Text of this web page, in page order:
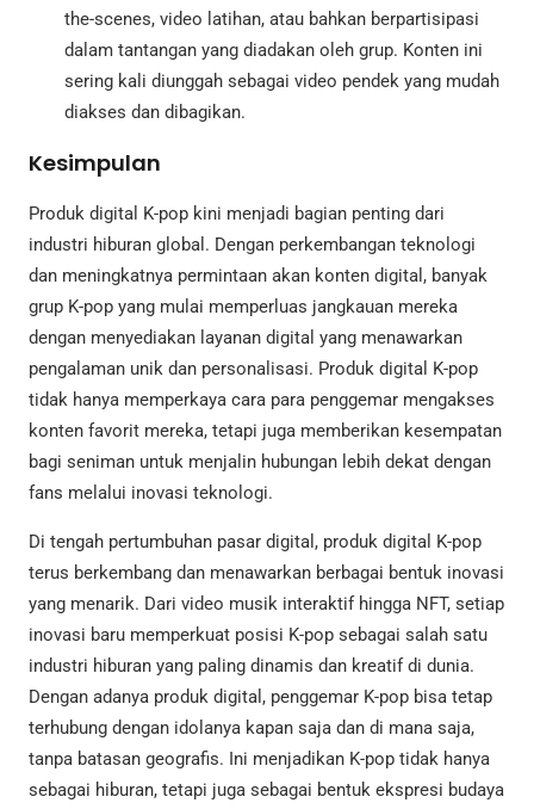
the-scenes, video latihan, atau bahkan berpartisipasi
dalam tantangan yang diadakan oleh grup. Konten ini
sering kali diunggah sebagai video pendek yang mudah
diakses dan dibagikan.
Kesimpulan
Produk digital K-pop kini menjadi bagian penting dari
industri hiburan global. Dengan perkembangan teknologi
dan meningkatnya permintaan akan konten digital, banyak
grup K-pop yang mulai memperluas jangkauan mereka
dengan menyediakan layanan digital yang menawarkan
pengalaman unik dan personalisasi. Produk digital K-pop
tidak hanya memperkaya cara para penggemar mengakses
konten favorit mereka, tetapi juga memberikan kesempatan
bagi seniman untuk menjalin hubungan lebih dekat dengan
fans melalui inovasi teknologi.
Di tengah pertumbuhan pasar digital, produk digital K-pop
terus berkembang dan menawarkan berbagai bentuk inovasi
yang menarik. Dari video musik interaktif hingga NFT, setiap
inovasi baru memperkuat posisi K-pop sebagai salah satu
industri hiburan yang paling dinamis dan kreatif di dunia.
Dengan adanya produk digital, penggemar K-pop bisa tetap
terhubung dengan idolanya kapan saja dan di mana saja,
tanpa batasan geografis. Ini menjadikan K-pop tidak hanya
sebagai hiburan, tetapi juga sebagai bentuk ekspresi budaya